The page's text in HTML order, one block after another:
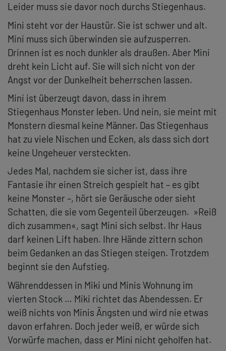
Leider muss sie davor noch durchs Stiegenhaus.
Mini steht vor der Haustür. Sie ist schwer und alt.
Mini muss sich überwinden sie aufzusperren.
Drinnen ist es noch dunkler als draußen. Aber Mini
dreht kein Licht auf. Sie will sich nicht von der
Angst vor der Dunkelheit beherrschen lassen.
Mini ist überzeugt davon, dass in ihrem
Stiegenhaus Monster leben. Und nein, sie meint mit
Monstern diesmal keine Männer. Das Stiegenhaus
hat zu viele Nischen und Ecken, als dass sich dort
keine Ungeheuer versteckten.
Jedes Mal, nachdem sie sicher ist, dass ihre
Fantasie ihr einen Streich gespielt hat – es gibt
keine Monster –, hört sie Geräusche oder sieht
Schatten, die sie vom Gegenteil überzeugen. »Reiß
dich zusammen«, sagt Mini sich selbst. Ihr Haus
darf keinen Lift haben. Ihre Hände zittern schon
beim Gedanken an das Stiegen steigen. Trotzdem
beginnt sie den Aufstieg.
Währenddessen in Miki und Minis Wohnung im
vierten Stock … Miki richtet das Abendessen. Er
weiß nichts von Minis Ängsten und wird nie etwas
davon erfahren. Doch jeder weiß, er würde sich
Vorwürfe machen, dass er Mini nicht geholfen hat.